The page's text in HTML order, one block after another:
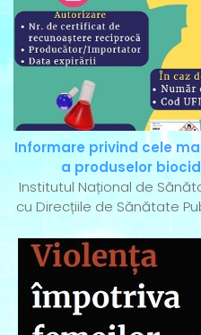
Informare privind cele
a produselor
Institutul Național de
cu Direcțiile de Sănătate